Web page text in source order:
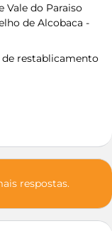
Vale do Paraiso
de Alcobaca -
restablicamento
respostas.